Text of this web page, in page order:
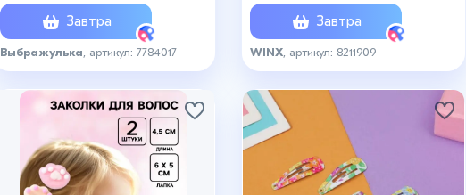
Завтра
Выбражулька , артикул: 7784017
Завтра
WINX , артикул: 8211909